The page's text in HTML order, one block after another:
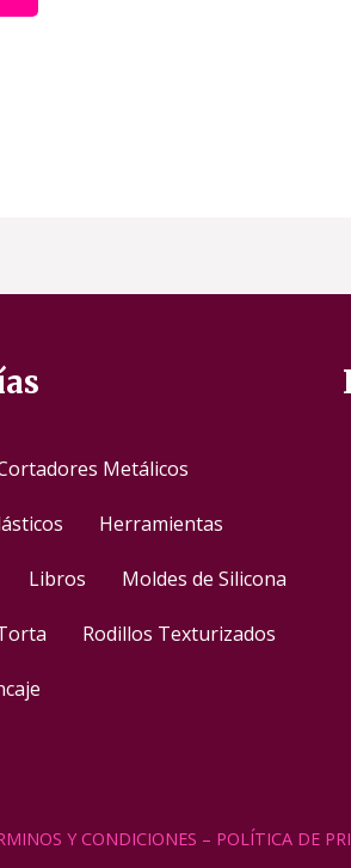
Metálicos
Herramientas
Libros Moldes de Silicona
Rodillos Texturizados
Y CONDICIONES – POLÍTICA DE